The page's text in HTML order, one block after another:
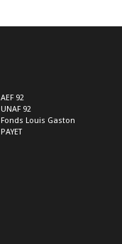
AEF 92
UNAF 92
Fonds Louis Gaston
PAYET